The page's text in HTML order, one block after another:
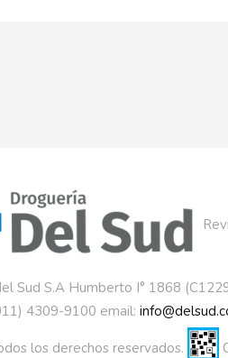
Sud S.A Humberto I° 1868
4309-9100 email:
los derechos reservados.